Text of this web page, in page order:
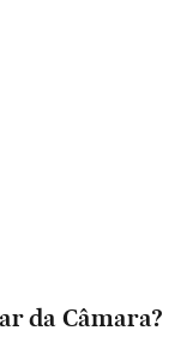
da Câmara?